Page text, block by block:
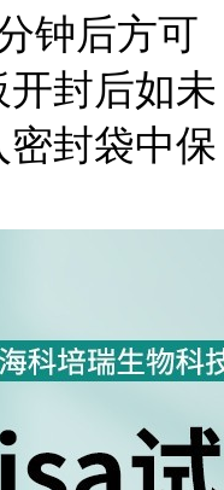
钟后方可
封后如未
封袋中保